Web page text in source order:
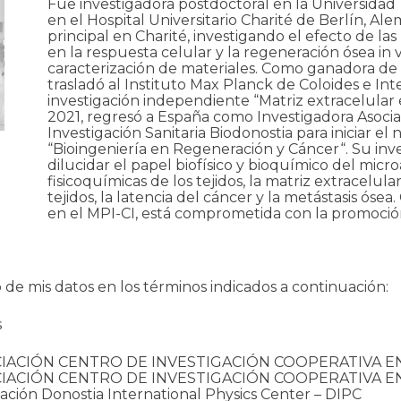
Fue investigadora postdoctoral en la
en el Hospital Universitario Charité de Berlín,
principal en Charité, investigando el efecto de
en la respuesta celular y la regeneración ósea in
caracterización de materiales. Como ganadora
trasladó al Instituto Max Planck de Coloides e
investigación independiente “Matriz extracelular
2021, regresó a España como Investigadora
Investigación Sanitaria Biodonostia para iniciar
“Bioingeniería en Regeneración y Cáncer“. Su
dilucidar el papel biofísico y bioquímico del
fisicoquímicas de los tejidos, la matriz
tejidos, la latencia del cáncer y la metástasis
en el MPI-CI, está comprometida con la
mis datos en los términos indicados a continuación:
CENTRO DE INVESTIGACIÓN COOPERATIVA
CENTRO DE INVESTIGACIÓN COOPERATIVA
Donostia International Physics Center – DIPC